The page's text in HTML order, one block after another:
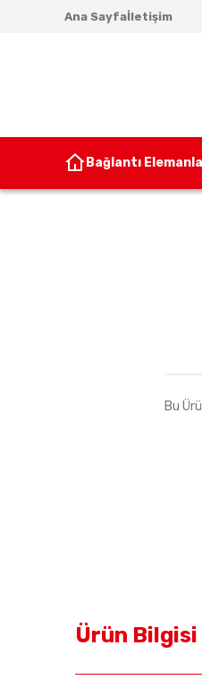
Ana Sayfaİletişim
Bağlantı
Bu
Ürün Bilgisi